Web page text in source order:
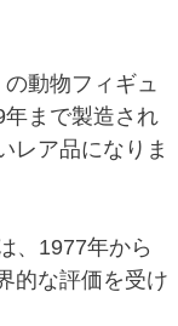
動物フィギュ
まで製造され
レア品になりま
、1977年から
的な評価を受け